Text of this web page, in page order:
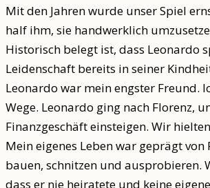
Mit den Jahren wurde unser Spiel
half ihm, sie handwerklich
Historisch belegt ist, dass Leonardo
Leidenschaft bereits in seiner
Leonardo war mein engster Freund.
Wege. Leonardo ging nach Florenz,
Finanzgeschäft einsteigen. Wir
Mein eigenes Leben war geprägt
bauen, schnitzen und ausprobieren.
dass er nie heiratete und keine